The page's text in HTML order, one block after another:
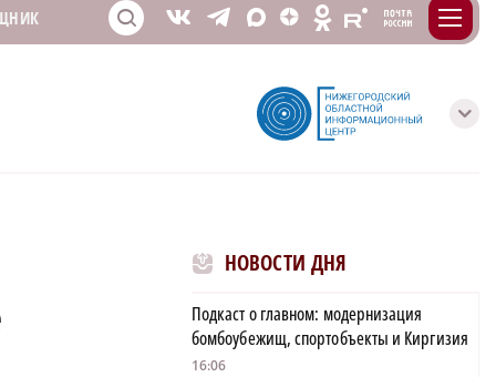
S V T X Z O E m
с
НОВОСТИ ДНЯ
Подкаст о главном: модернизация
бомбоубежищ, спортобъекты и Киргизия
16:06